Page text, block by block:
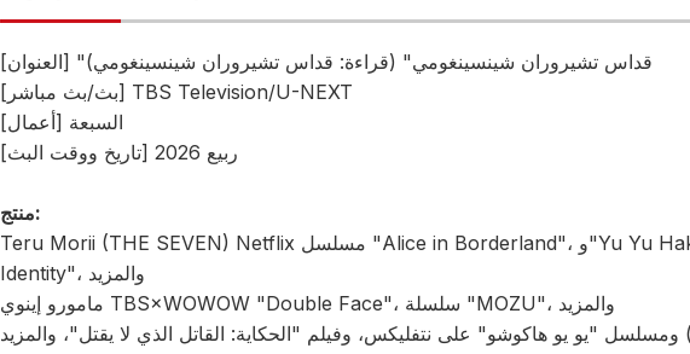
[العنوان] "قداس تشيروران شينسينغومي" (قراءة: قداس تشيروران شينسينغومي)
[بث/بث مباشر] TBS Television/U-NEXT
[أعمال] السبعة
[تاريخ ووقت البث] ربيع 2026
منتج:
Teru Morii (THE SEVEN) Netflix مسلسل "Alice in Borderland"، و"Yu Yu Hakusho"، وفيلم "The Fool's
Identity"، والمزيد
مامورو إينوي TBS×WOWOW "Double Face"، سلسلة "MOZU"، والمزيد
ومسلسل "يو يو هاكوشو" على نتفليكس، وفيلم "الحكاية: القاتل الذي لا يقتل"، والمزيد